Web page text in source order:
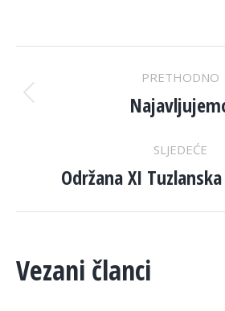
POST
NAVIGATION
PRETHODNO
SLJEDEĆE
Next
Održana XI
Vezani članci